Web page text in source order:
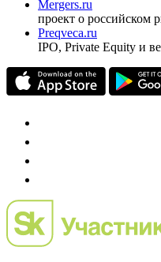
Mergers.ru
проект о российском
Preqveca.ru
IPO, Private Equity и